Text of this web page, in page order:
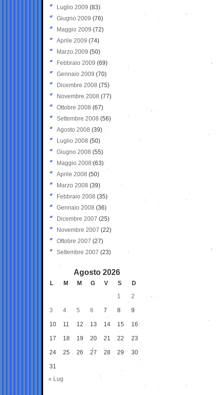
Luglio 2009 (83)
Giugno 2009 (76)
Maggio 2009 (72)
Aprile 2009 (74)
Marzo 2009 (50)
Febbraio 2009 (69)
Gennaio 2009 (70)
Dicembre 2008 (75)
Novembre 2008 (77)
Ottobre 2008 (67)
Settembre 2008 (56)
Agosto 2008 (39)
Luglio 2008 (50)
Giugno 2008 (55)
Maggio 2008(63)
Aprile 2008 (50)
Marzo 2008 (39)
Febbraio 2008 (35)
Gennaio 2008 (36)
Dicembre 2007 (25)
Novembre 2007 (22)
Ottobre 2007 (27)
Settembre 2007 (23)
Agosto 2026
L M M G V S
D
1
2
3 4 5 6 7 8 9
10 11 12 13 14 15 16
17 18 19 20 21 22 23
24 25 26 27 28 29 30
31
« Lug